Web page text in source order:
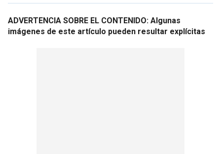
ADVERTENCIA SOBRE EL CONTENIDO: Algunas
imágenes de este artículo pueden resultar explícitas